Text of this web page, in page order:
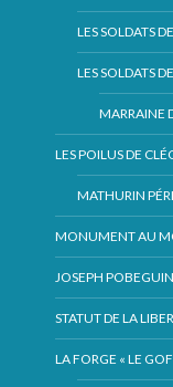
LES SOLDATS
LES SOLDATS
MARRAINE
LES POILUS DE
MATHURIN
MONUMENT AU
JOSEPH POBEGUIN
STATUT DE LA
LA FORGE « LE